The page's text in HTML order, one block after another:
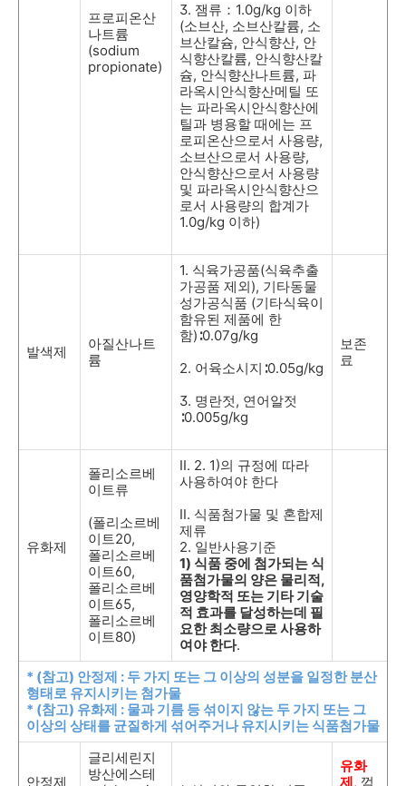
프로피온산
나트륨
(sodium
propionate)
3. 잼류： 1.0g/kg 이하
(소브산, 소브산칼륨, 소
브산칼슘, 안식향산, 안
식향산칼륨, 안식향산칼
슘, 안식향산나트륨, 파
라옥시안식향산메틸 또
는 파라옥시안식향산에
틸과 병용할 때에는 프
로피온산으로서 사용량,
소브산으로서 사용량,
안식향산으로서 사용량
및 파라옥시안식향산으
로서 사용량의 합계가
1.0g/kg 이하)
발색제
아질산나트
륨
1. 식육가공품(식육추출
가공품 제외), 기타동물
성가공식품 (기타식육이
함유된 제품에 한
함) ∶0.07g/kg
2. 어육소시지 ∶0.05g/kg
3. 명란젓, 연어알젓
∶0.005g/kg
보존
료
유화제
폴리소르베
이트류
(폴리소르베
이트20,
폴리소르베
이트60,
폴리소르베
이트65,
폴리소르베
이트80)
II. 2. 1)의 규정에 따라
사용하여야 한다
Ⅱ. 식품첨가물 및 혼합제
제류
2. 일반사용기준
1) 식품 중에 첨가되는 식
품첨가물의 양은 물리적,
영양학적 또는 기타 기술
적 효과를 달성하는데 필
요한 최소량으로 사용하
여야 한다.
* (참고) 안정제 : 두 가지 또는 그 이상의 성분을 일정한 분산
형태로 유지시키는 첨가물
* (참고) 유화제 : 물과 기름 등 섞이지 않는 두 가지 또는 그
이상의 상태를 균질하게 섞어주거나 유지시키는 식품첨가물
안정제
글리세린지
방산에스테
유화
제, 껌